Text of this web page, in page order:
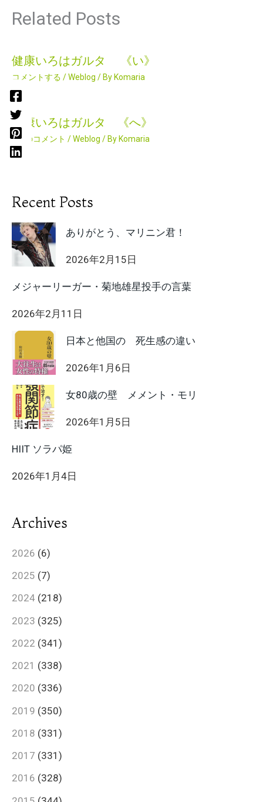
Related Posts
健康いろはガルタ 《い》
コメントする /Weblog / By Komaria
健康いろはガルタ 《へ》
1件のコメント /Weblog / By Komaria
Recent Posts
ありがとう、マリニン君！
2026年2月15日
メジャーリーガー・菊地雄星投手の言葉
2026年2月11日
日本と他国の 死生感の違い
2026年1月6日
女80歳の壁 メメント・モリ
2026年1月5日
HIIT ソラパ姫
2026年1月4日
Archives
2026 (6)
2025 (7)
2024 (218)
2023 (325)
2022 (341)
2021 (338)
2020 (336)
2019 (350)
2018 (331)
2017 (331)
2016 (328)